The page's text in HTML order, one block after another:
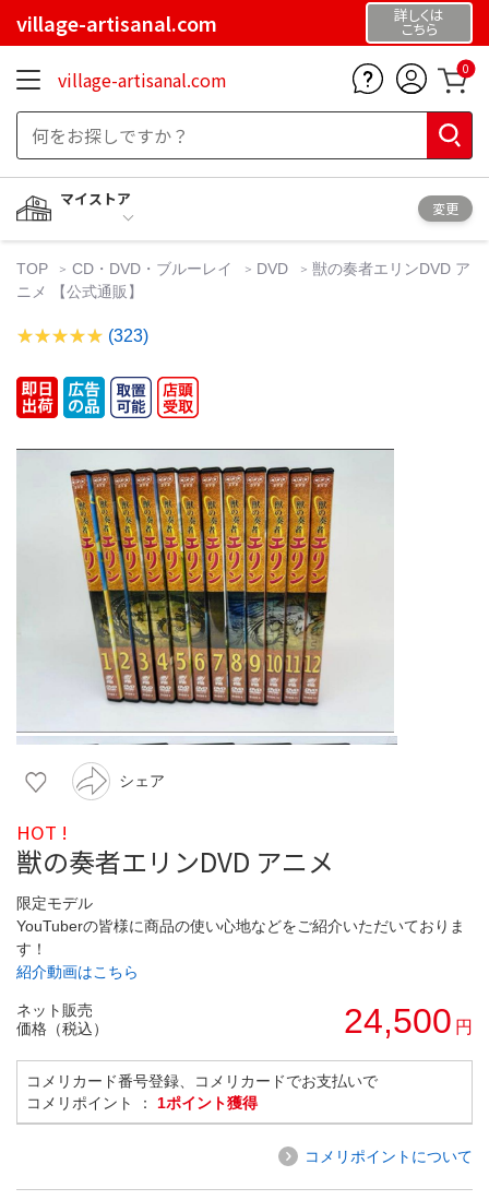
village-artisanal.com 詳しくは
こちら
village-artisanal.com 0
マイストア
変更
TOP CD・DVD・ブルーレイ DVD
獣の奏者エリンDVD ア
ニメ 【公式通販】
(323)
シェア
HOT !
獣の奏者エリンDVD アニメ
限定モデル
YouTuberの皆様に商品の使い心地などをご紹介いただいておりま
す！
紹介動画はこちら
ネット販売
価格（税込）
24,500 円
コメリカード番号登録、コメリカードでお支払いで
コメリポイント ： 1ポイント獲得
コメリポイントについて